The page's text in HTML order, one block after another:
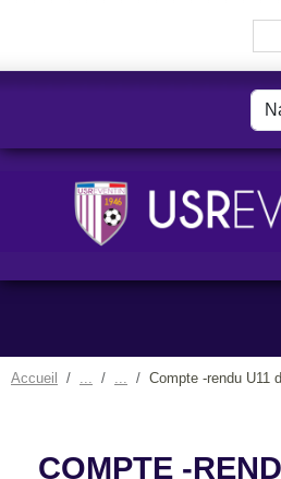
Accueil Compte -rendu U11
COMPTE -